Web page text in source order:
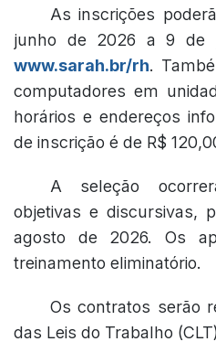
As inscrições
junho de 2026 a 9 de
www.sarah.br/rh.
computadores em
horários e endereços
de inscrição é de R$
A seleção
objetivas e discursivas,
agosto de 2026. Os
treinamento eliminatório.
Os contratos serão
das Leis do Trabalho